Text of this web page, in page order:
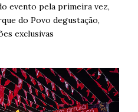
evento pela primeira vez,
do Povo degustação,
exclusivas